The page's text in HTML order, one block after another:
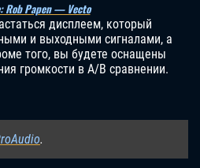
Rob Papen — Vecto
дисплеем, который
и выходными сигналами, а
того, вы будете оснащены
громкости в A/B сравнении.
.